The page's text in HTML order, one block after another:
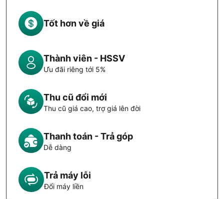
Tốt hơn về giá
Thành viên - HSSV
Ưu đãi riêng tới 5%
Thu cũ đổi mới
Thu cũ giá cao, trợ giá lên đời
Thanh toán - Trả góp
Dễ dàng
Trả máy lỗi
Đổi máy liền